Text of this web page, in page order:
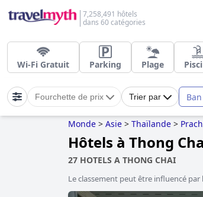
7,258,491 hôtels
dans 60 catégories
Wi-Fi Gratuit Parking Plage
Fourchette de prix Trier par
Monde > Asie > Thaïlande >
Hôtels à Thong
27 HOTELS A THONG CHAI
Le classement peut être influencé